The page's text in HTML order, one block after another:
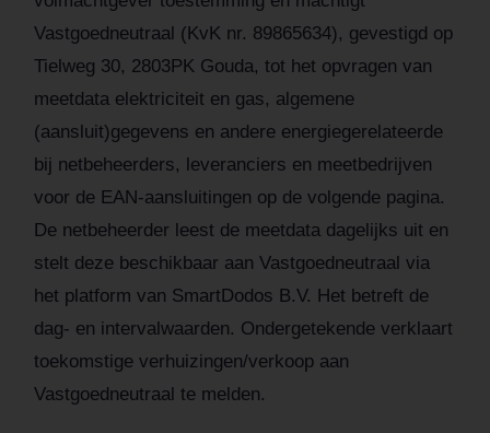
Vastgoedneutraal (KvK nr. 89865634), gevestigd op
Tielweg 30, 2803PK Gouda, tot het opvragen van
meetdata elektriciteit en gas, algemene
(aansluit)gegevens en andere energiegerelateerde
bij netbeheerders, leveranciers en meetbedrijven
voor de EAN-aansluitingen op de volgende pagina.
De netbeheerder leest de meetdata dagelijks uit en
stelt deze beschikbaar aan Vastgoedneutraal via
het platform van SmartDodos B.V. Het betreft de
dag- en intervalwaarden. Ondergetekende verklaart
toekomstige verhuizingen/verkoop aan
Vastgoedneutraal te melden.